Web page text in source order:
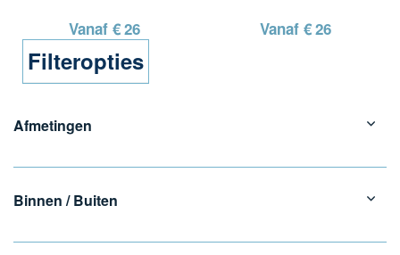
Vanaf €26 Vanaf €26
Filteropties
Afmetingen
Binnen / Buiten